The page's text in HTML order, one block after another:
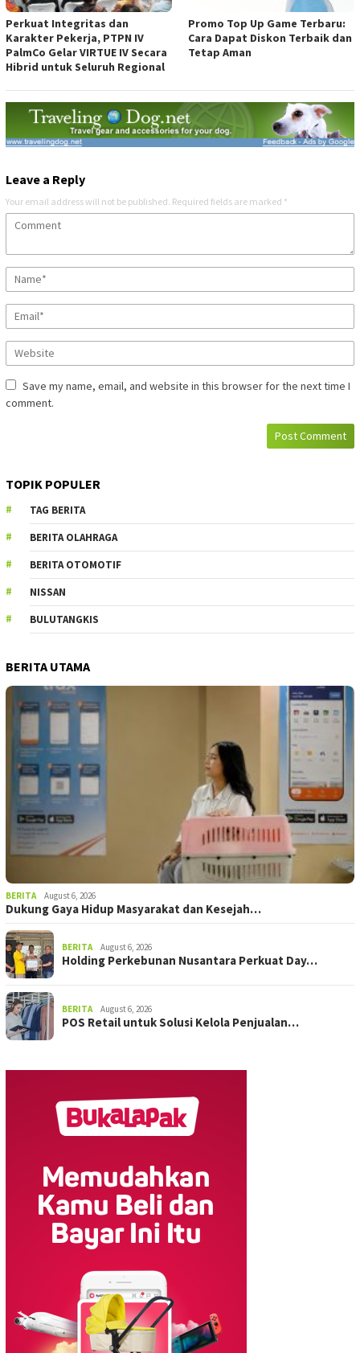
Perkuat Integritas dan
Karakter Pekerja, PTPN IV
PalmCo Gelar VIRTUE IV Secara
Hibrid untuk Seluruh Regional
Promo Top Up Game Terbaru:
Cara Dapat Diskon Terbaik dan
Tetap Aman
Leave a Reply
Your email address will not be published. Required fields are marked *
Save my name, email, and website in this browser for the next time I
comment.
TOPIK POPULER
TAG BERITA
BERITA OLAHRAGA
BERITA OTOMOTIF
NISSAN
BULUTANGKIS
BERITA UTAMA
BERITA August 6, 2026
Dukung Gaya Hidup Masyarakat dan Kesejah…
BERITA August 6, 2026
Holding Perkebunan Nusantara Perkuat Day…
BERITA August 6, 2026
POS Retail untuk Solusi Kelola Penjualan…